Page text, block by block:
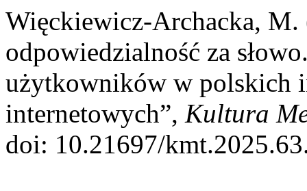
Więckiewicz-Archacka,
odpowiedzialność za
użytkowników w polskich
internetowych”, Kultura
doi: 10.21697/